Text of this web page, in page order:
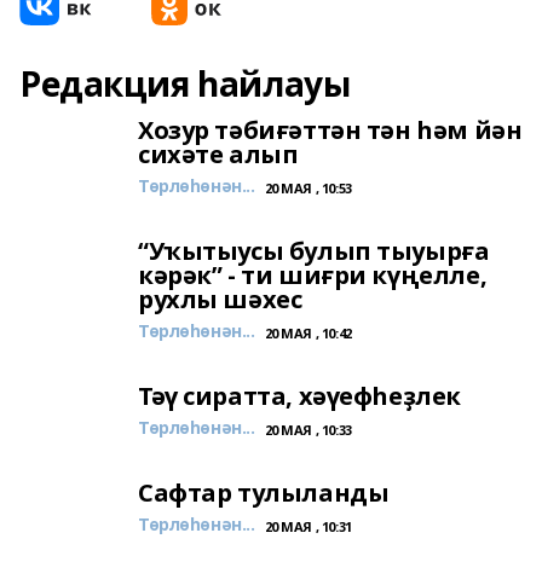
Редакция һайлауы
Хозур тәбиғәттән тән һәм йән
сихәте алып
Төрлөһөнән... 20 МАЯ , 10:53
“Уҡытыусы булып тыуырға
кәрәк” - ти шиғри күңелле,
рухлы шәхес
Төрлөһөнән... 20 МАЯ , 10:42
Тәү сиратта, хәүефһеҙлек
Төрлөһөнән... 20 МАЯ , 10:33
Сафтар тулыланды
Төрлөһөнән... 20 МАЯ , 10:31